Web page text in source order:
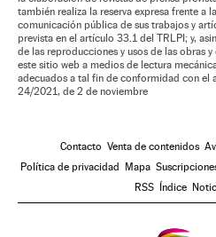
también realiza la reserva expresa frente a
comunicación pública de sus trabajos y
prevista en el artículo 33.1 del TRLPI; y,
de las reproducciones y usos de las obras
este sitio web a medios de lectura
adecuados a tal fin de conformidad con el
24/2021, de 2 de noviembre
Contacto Venta de contenidos
Política de privacidad
Mapa
RSS
Índice